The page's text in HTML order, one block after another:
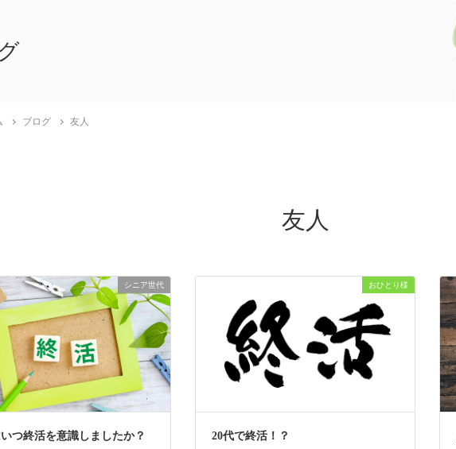
ブログ 友人
友人
シニア世代
つ終活を意識しましたか？
おひとり様
20代で終活！？